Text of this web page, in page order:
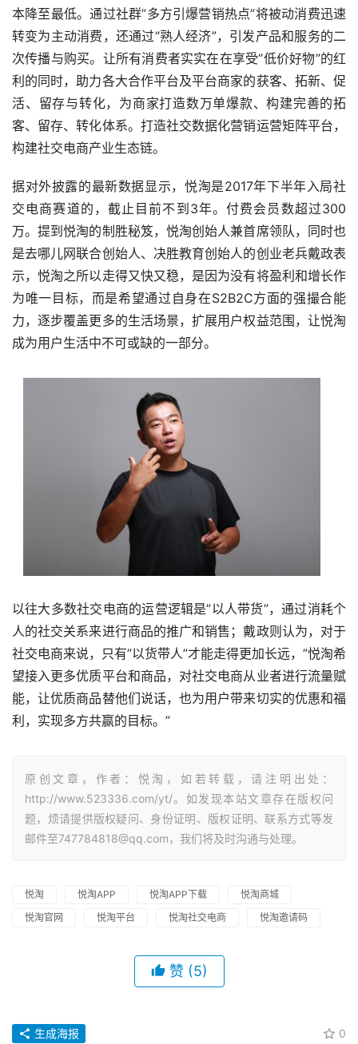
本降至最低。通过社群”多方引爆营销热点”将被动消费迅速
转变为主动消费，还通过“熟人经济”，引发产品和服务的二
次传播与购买。让所有消费者实实在在享受”低价好物”的红
利的同时，助力各大合作平台及平台商家的获客、拓新、促
活、留存与转化，为商家打造数万单爆款、构建完善的拓
客、留存、转化体系。打造社交数据化营销运营矩阵平台，
构建社交电商产业生态链。
据对外披露的最新数据显示，悦淘是2017年下半年入局社
交电商赛道的，截止目前不到3年。付费会员数超过300
万。提到悦淘的制胜秘笈，悦淘创始人兼首席领队，同时也
是去哪儿网联合创始人、决胜教育创始人的创业老兵戴政表
示，悦淘之所以走得又快又稳，是因为没有将盈利和增长作
为唯一目标，而是希望通过自身在S2B2C方面的强撮合能
力，逐步覆盖更多的生活场景，扩展用户权益范围，让悦淘
成为用户生活中不可或缺的一部分。
以往大多数社交电商的运营逻辑是”以人带货”，通过消耗个
人的社交关系来进行商品的推广和销售；戴政则认为，对于
社交电商来说，只有”以货带人”才能走得更加长远，”悦淘希
望接入更多优质平台和商品，对社交电商从业者进行流量赋
能，让优质商品替他们说话，也为用户带来切实的优惠和福
利，实现多方共赢的目标。”
原创文章，作者：悦淘，如若转载，请注明出处：
http://www.523336.com/yt/。如发现本站文章存在版权问
题，烦请提供版权疑问、身份证明、版权证明、联系方式等发
邮件至747784818@qq.com，我们将及时沟通与处理。
悦淘 悦淘APP 悦淘APP下载
悦淘商城
悦淘官网
悦淘平台 悦淘社交电商 悦淘邀请码
赞 (5)
0
生成海报